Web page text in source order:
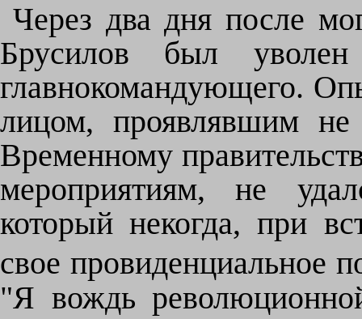
Через два дня после
Брусилов был
главнокомандующего.
лицом, проявлявшим
Временному
мероприятиям, не
который некогда, при
свое провиденциальное
"Я вождь